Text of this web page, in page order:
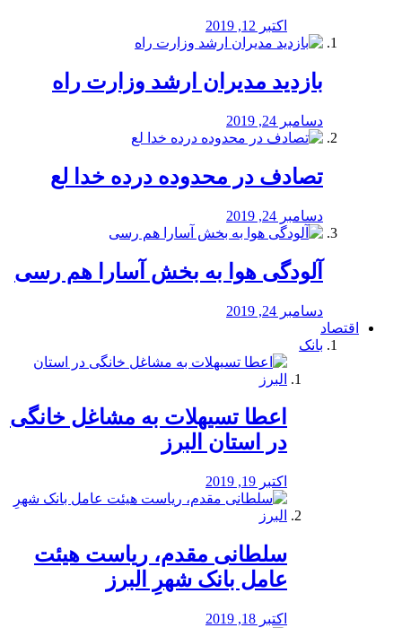
اکتبر 12, 2019
بازدید مدیران ارشد وزارت راه
دسامبر 24, 2019
تصادف در محدوده درده خدا لع
دسامبر 24, 2019
آلودگی هوا به بخش آسارا هم رسی
دسامبر 24, 2019
اقتصاد
بانک
️اعطا تسیهلات به مشاغل خانگی
در استان البرز
اکتبر 19, 2019
سلطانی مقدم، ریاست هیئت
عامل بانک شهرِ البرز
اکتبر 18, 2019